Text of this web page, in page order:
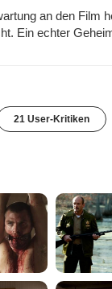
an den Film
Ein echter
21 User-Kritiken